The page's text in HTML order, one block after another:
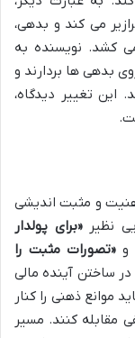
می کند و بدهی،
کشد. نویسنده به
بدهی ها بردارند و
این تغییر دیدگاه،
و مثبت اندیشی
نظیر«برای پولدار
و «تصورات مثبت را
ساختن آینده مالی
موانع ذهنی را کنار
مقابله کنند. مسیر